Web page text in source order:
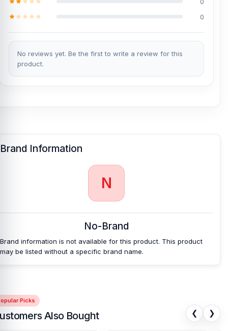
0
No reviews yet. Be the first to write a review for this
product.
Brand Information
N
No-Brand
Brand information is not available for this product. This product
may be listed without a specific brand name.
Picks
Also Bought ❮ ❯